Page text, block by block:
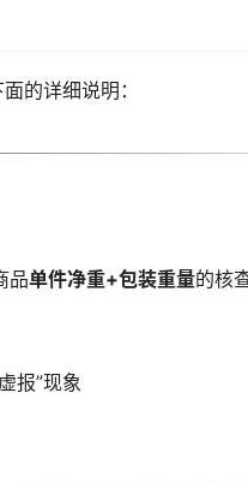
的详细说明：
品单件净重+包装重量的核
报”现象